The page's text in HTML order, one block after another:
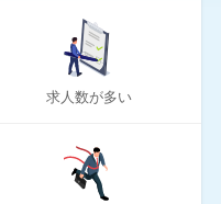
求人数が多い